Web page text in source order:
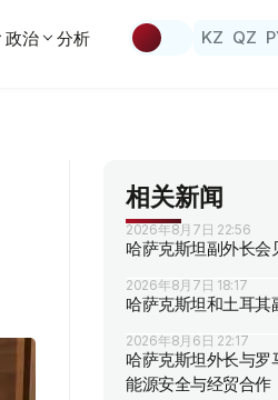
政治 分析 KZ QZ
相关新闻
2026年8月7日 22:56
哈萨克斯坦副外长
2026年8月7日 18:17
哈萨克斯坦和土耳其
2026年8月6日 22:17
哈萨克斯坦外长与罗
能源安全与经贸合作